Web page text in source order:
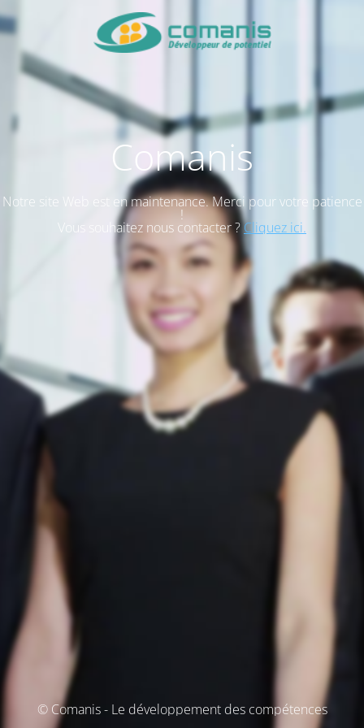
Comanis
Notre site Web est en maintenance. Merci pour votre patience
!
Vous souhaitez nous contacter ? Cliquez ici.
© Comanis - Le développement des compétences